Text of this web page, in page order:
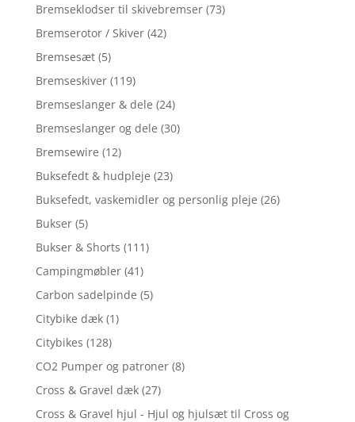
Bremseklodser til skivebremser (73)
Bremserotor / Skiver (42)
Bremsesæt (5)
Bremseskiver (119)
Bremseslanger & dele (24)
Bremseslanger og dele (30)
Bremsewire (12)
Buksefedt & hudpleje (23)
Buksefedt, vaskemidler og personlig pleje (26)
Bukser (5)
Bukser & Shorts (111)
Campingmøbler (41)
Carbon sadelpinde (5)
Citybike dæk (1)
Citybikes (128)
CO2 Pumper og patroner (8)
Cross & Gravel dæk (27)
Cross & Gravel hjul - Hjul og hjulsæt til Cross og